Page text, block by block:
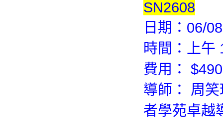
SN2608
日期：06/
時間：上午
費用：
導師： 周
者學苑卓越